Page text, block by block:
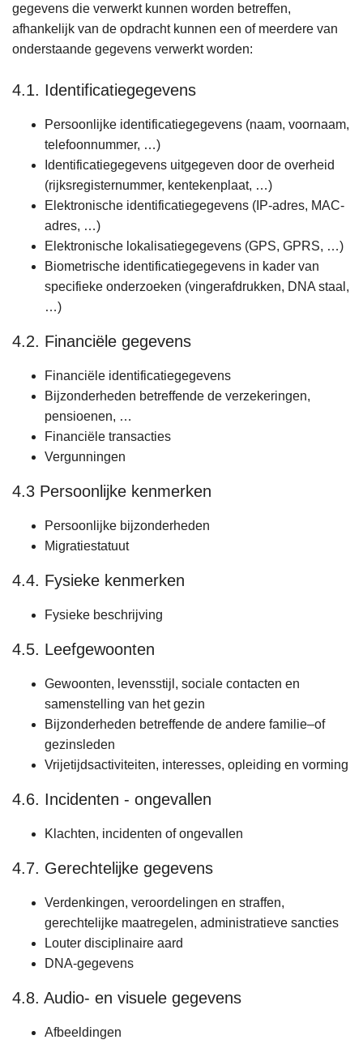
gegevens die verwerkt kunnen worden betreffen,
afhankelijk van de opdracht kunnen een of meerdere van
onderstaande gegevens verwerkt worden:
4.1. Identificatiegegevens
Persoonlijke identificatiegegevens (naam, voornaam,
telefoonnummer, …)
Identificatiegegevens uitgegeven door de overheid
(rijksregisternummer, kentekenplaat, …)
Elektronische identificatiegegevens (IP-adres, MAC-
adres, …)
Elektronische lokalisatiegegevens (GPS, GPRS, …)
Biometrische identificatiegegevens in kader van
specifieke onderzoeken (vingerafdrukken, DNA staal,
…)
4.2. Financiële gegevens
Financiële identificatiegegevens
Bijzonderheden betreffende de verzekeringen,
pensioenen, …
Financiële transacties
Vergunningen
4.3 Persoonlijke kenmerken
Persoonlijke bijzonderheden
Migratiestatuut
4.4. Fysieke kenmerken
Fysieke beschrijving
4.5. Leefgewoonten
Gewoonten, levensstijl, sociale contacten en
samenstelling van het gezin
Bijzonderheden betreffende de andere familie–of
gezinsleden
Vrijetijdsactiviteiten, interesses, opleiding en vorming
4.6. Incidenten - ongevallen
Klachten, incidenten of ongevallen
4.7. Gerechtelijke gegevens
Verdenkingen, veroordelingen en straffen,
gerechtelijke maatregelen, administratieve sancties
Louter disciplinaire aard
DNA-gegevens
4.8. Audio- en visuele gegevens
Afbeeldingen